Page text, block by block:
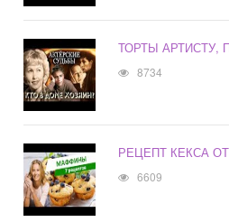
ТОРТЫ АРТИСТУ,
8734
РЕЦЕПТ КЕКСА
6609